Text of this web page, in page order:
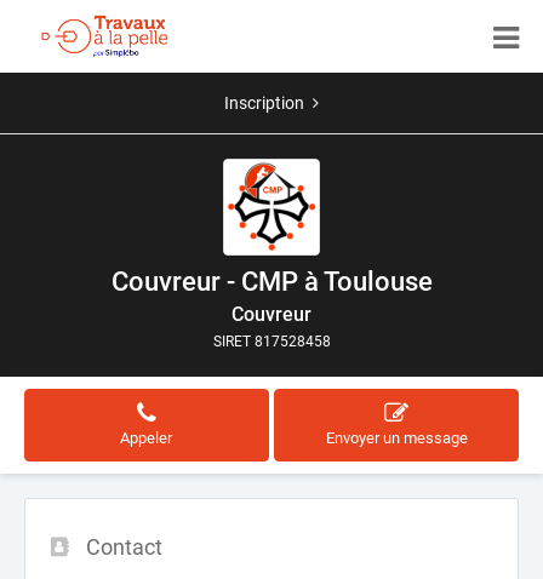
Inscription
Couvreur - CMP à Toulouse
Couvreur
SIRET 817528458
Appeler Envoyer un message
Contact